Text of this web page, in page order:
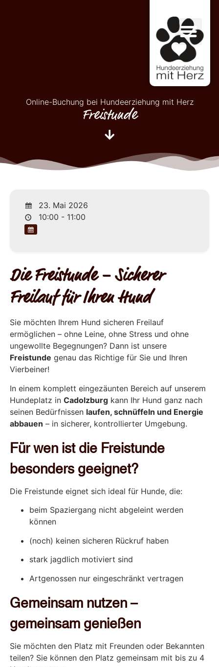
Online-Buchung bei Hundeerziehung mit Herz
Freistunde
23. Mai 2026
10:00 - 11:00
Die Freistunde – Sicherer
Freilauf für Ihren Hund
Sie möchten Ihrem Hund sicheren Freilauf
ermöglichen – ohne Leine, ohne Stress und ohne
ungewollte Begegnungen? Dann ist unsere
Freistunde genau das Richtige für Sie und Ihren
Vierbeiner!
In einem komplett eingezäunten Bereich auf unserem
Hundeplatz in Cadolzburg kann Ihr Hund ganz nach
seinen Bedürfnissen laufen, schnüffeln und Energie
abbauen – in sicherer, kontrollierter Umgebung.
Für wen ist die Freistunde
besonders geeignet?
Die Freistunde eignet sich ideal für Hunde, die:
beim Spaziergang nicht abgeleint werden
können
(noch) keinen sicheren Rückruf haben
stark jagdlich motiviert sind
Artgenossen nur eingeschränkt vertragen
Gemeinsam nutzen –
gemeinsam genießen
Sie möchten den Platz mit Freunden oder Bekannten
teilen? Sie können den Platz gemeinsam mit bis zu 4